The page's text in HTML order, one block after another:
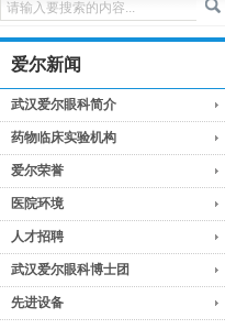
爱尔新闻
武汉爱尔眼科简介
药物临床实验机构
爱尔荣誉
医院环境
人才招聘
武汉爱尔眼科博士团
先进设备